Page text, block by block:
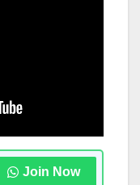
Join Now